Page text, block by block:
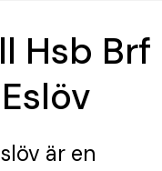
Hsb Brf
är en